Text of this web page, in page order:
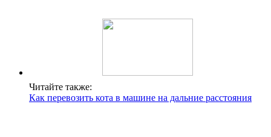
Читайте также:
Как перевозить кота в машине на дальние расстояния